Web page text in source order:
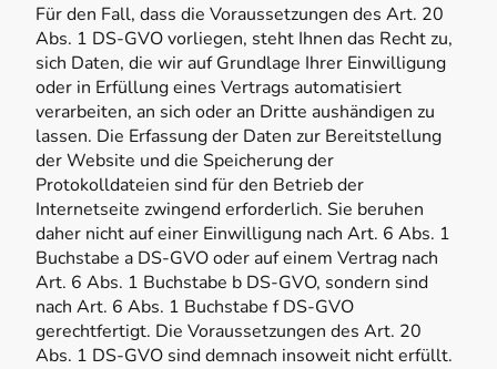
Für den Fall, dass die Voraussetzungen des Art. 20
Abs. 1 DS-GVO vorliegen, steht Ihnen das Recht zu,
sich Daten, die wir auf Grundlage Ihrer Einwilligung
oder in Erfüllung eines Vertrags automatisiert
verarbeiten, an sich oder an Dritte aushändigen zu
lassen. Die Erfassung der Daten zur Bereitstellung
der Website und die Speicherung der
Protokolldateien sind für den Betrieb der
Internetseite zwingend erforderlich. Sie beruhen
daher nicht auf einer Einwilligung nach Art. 6 Abs. 1
Buchstabe a DS-GVO oder auf einem Vertrag nach
Art. 6 Abs. 1 Buchstabe b DS-GVO, sondern sind
nach Art. 6 Abs. 1 Buchstabe f DS-GVO
gerechtfertigt. Die Voraussetzungen des Art. 20
Abs. 1 DS-GVO sind demnach insoweit nicht erfüllt.